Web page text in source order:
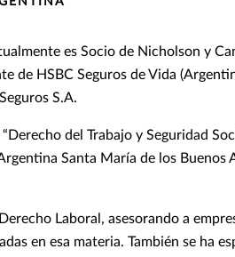
es Socio de Nicholson y
de HSBC Seguros de Vida
S.A.
del Trabajo y Seguridad
Santa María de los Buenos
Laboral, asesorando a
en esa materia. También se ha